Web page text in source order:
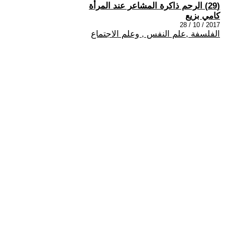
(29) الرحم ذاكرة المشاعر عند المرأة
كامي بزيع
2017 / 10 / 28
الفلسفة ,علم النفس , وعلم الاجتماع